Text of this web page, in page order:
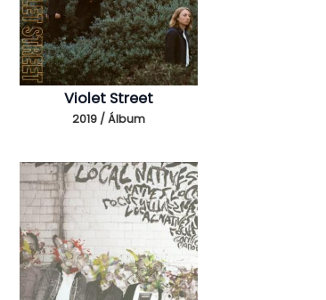
Violet Street
2019 / Álbum